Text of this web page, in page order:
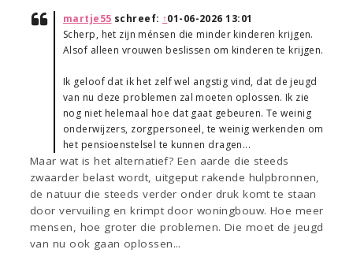
martje55 schreef: ↑01-06-2026 13:01
Scherp, het zijn ménsen die minder kinderen krijgen.
Alsof alleen vrouwen beslissen om kinderen te krijgen.
Ik geloof dat ik het zelf wel angstig vind, dat de jeugd
van nu deze problemen zal moeten oplossen. Ik zie
nog niet helemaal hoe dat gaat gebeuren. Te weinig
onderwijzers, zorgpersoneel, te weinig werkenden om
het pensioenstelsel te kunnen dragen...
Maar wat is het alternatief? Een aarde die steeds
zwaarder belast wordt, uitgeput rakende hulpbronnen,
de natuur die steeds verder onder druk komt te staan
door vervuiling en krimpt door woningbouw. Hoe meer
mensen, hoe groter die problemen. Die moet de jeugd
van nu ook gaan oplossen...